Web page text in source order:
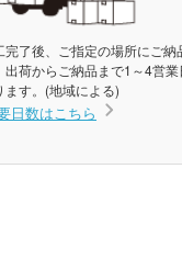
日数はこちら
完了後、ご指定の場所にご納
出荷からご納品まで1～4営業
ます。(地域による)